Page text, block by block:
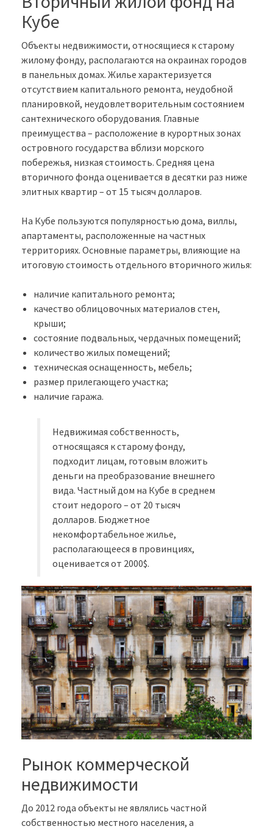
Кубе
Объекты недвижимости, относящиеся к старому
жилому фонду, располагаются на окраинах городов
в панельных домах. Жилье характеризуется
отсутствием капитального ремонта, неудобной
планировкой, неудовлетворительным состоянием
сантехнического оборудования. Главные
преимущества – расположение в курортных зонах
островного государства вблизи морского
побережья, низкая стоимость. Средняя цена
вторичного фонда оценивается в десятки раз ниже
элитных квартир – от 15 тысяч долларов.
На Кубе пользуются популярностью дома, виллы,
апартаменты, расположенные на частных
территориях. Основные параметры, влияющие на
итоговую стоимость отдельного вторичного жилья:
наличие капитального ремонта;
качество облицовочных материалов стен,
крыши;
состояние подвальных, чердачных помещений;
количество жилых помещений;
техническая оснащенность, мебель;
размер прилегающего участка;
наличие гаража.
Недвижимая собственность,
относящаяся к старому фонду,
подходит лицам, готовым вложить
деньги на преобразование внешнего
вида. Частный дом на Кубе в среднем
стоит недорого – от 20 тысяч
долларов. Бюджетное
некомфортабельное жилье,
располагающееся в провинциях,
оценивается от 2000$.
Рынок коммерческой
недвижимости
До 2012 года объекты не являлись частной
собственностью местного населения, а